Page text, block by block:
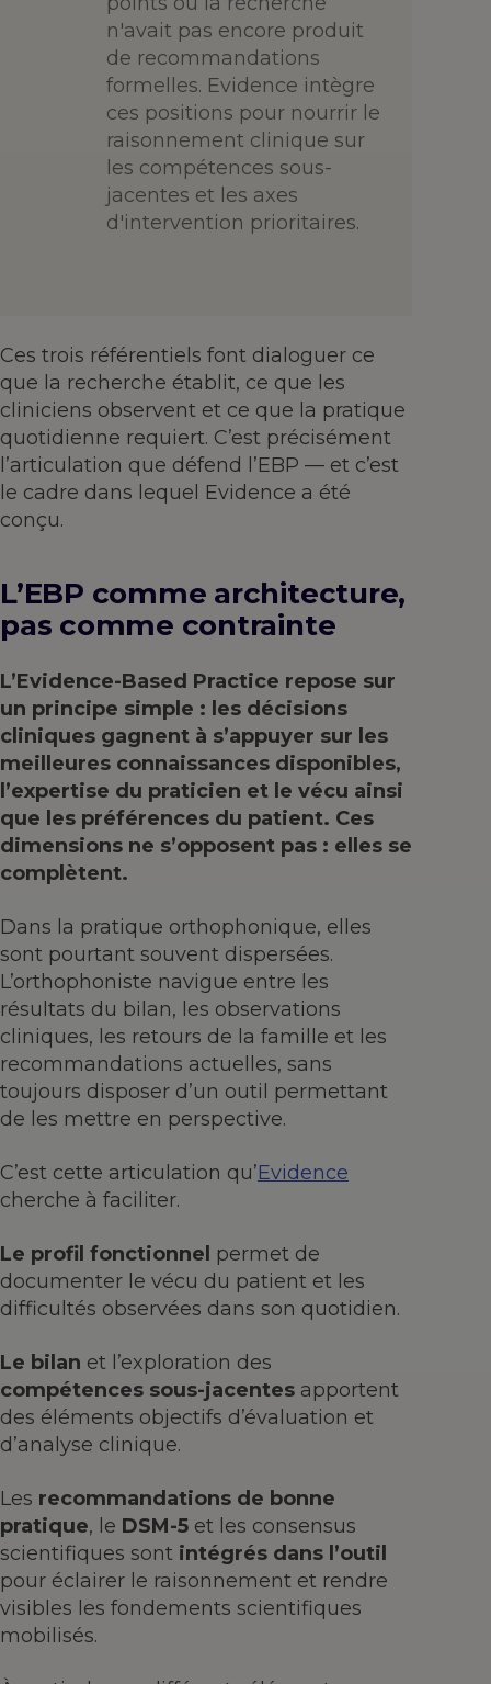
n'avait pas encore produit
de recommandations
formelles. Evidence intègre
ces positions pour nourrir le
raisonnement clinique sur
les compétences sous-
jacentes et les axes
d'intervention prioritaires.
Ces trois référentiels font dialoguer ce
que la recherche établit, ce que les
cliniciens observent et ce que la pratique
quotidienne requiert. C’est précisément
l’articulation que défend l’EBP — et c’est
le cadre dans lequel Evidence a été
conçu.
L’EBP comme architecture,
pas comme contrainte
L’Evidence-Based Practice repose sur
un principe simple : les décisions
cliniques gagnent à s’appuyer sur les
meilleures connaissances disponibles,
l’expertise du praticien et le vécu ainsi
que les préférences du patient. Ces
dimensions ne s’opposent pas : elles se
complètent.
Dans la pratique orthophonique, elles
sont pourtant souvent dispersées.
L’orthophoniste navigue entre les
résultats du bilan, les observations
cliniques, les retours de la famille et les
recommandations actuelles, sans
toujours disposer d’un outil permettant
de les mettre en perspective.
C’est cette articulation qu’Evidence
cherche à faciliter.
Le profil fonctionnel permet de
documenter le vécu du patient et les
difficultés observées dans son quotidien.
Le bilan et l’exploration des
compétences sous-jacentes apportent
des éléments objectifs d’évaluation et
d’analyse clinique.
Les recommandations de bonne
pratique, le DSM-5 et les consensus
scientifiques sont intégrés dans l’outil
pour éclairer le raisonnement et rendre
visibles les fondements scientifiques
mobilisés.